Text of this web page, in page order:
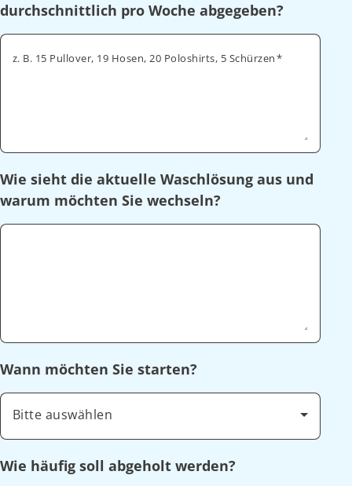
durchschnittlich pro Woche abgegeben?
z. B. 15 Pullover, 19 Hosen, 20 Poloshirts, 5 Schürzen
Wie sieht die aktuelle Waschlösung aus und
warum möchten Sie wechseln?
Wann möchten Sie starten?
Bitte auswählen
Wie häufig soll abgeholt werden?